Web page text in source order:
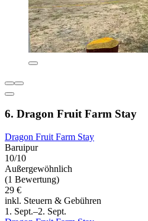
6. Dragon Fruit Farm Stay
Dragon Fruit Farm Stay
Baruipur
10/10
Außergewöhnlich
(1 Bewertung)
29 €
inkl. Steuern & Gebühren
1. Sept.–2. Sept.